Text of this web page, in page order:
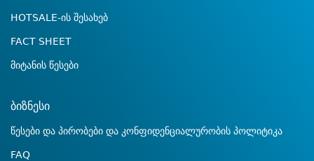
HOTSALE-ის შესახებ
FACT SHEET
მიტანის წესები
ბიზნესი
წესები და პირობები და კონფიდენციალურობის პოლიტიკა
FAQ